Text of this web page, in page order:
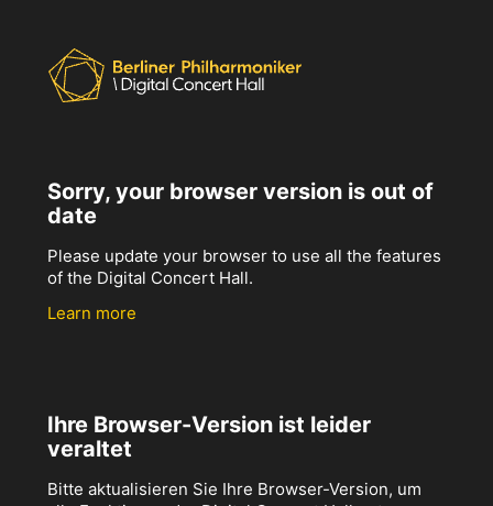
Sorry, your browser version is out of
date
Please update your browser to use all the features
of the Digital Concert Hall.
Learn more
Ihre Browser-Version ist leider
veraltet
Bitte aktualisieren Sie Ihre Browser-Version, um